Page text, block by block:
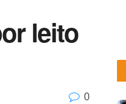
leito
0